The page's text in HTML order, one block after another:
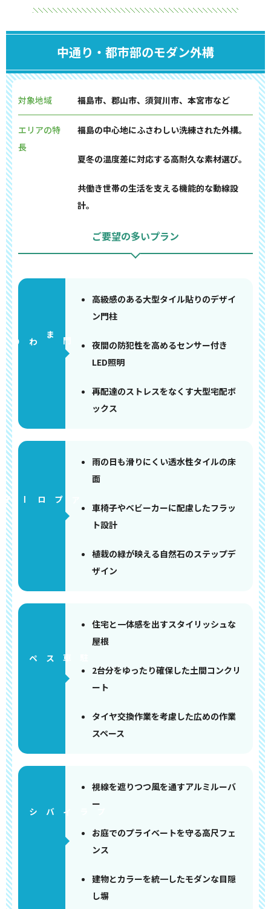
中通り・都市部のモダン外構
対象地域 福島市、郡山市、須賀川市、本宮市など
エリアの特
長
福島の中心地にふさわしい洗練された外構。
夏冬の温度差に対応する高耐久な素材選び。
共働き世帯の生活を支える機能的な動線設
計。
ご要望の多いプラン
門まわり
高級感のある大型タイル貼りのデザイ
ン門柱
夜間の防犯性を高めるセンサー付き
LED照明
再配達のストレスをなくす大型宅配ボ
ックス
アプローチ
雨の日も滑りにくい透水性タイルの床
面
車椅子やベビーカーに配慮したフラッ
ト設計
植栽の緑が映える自然石のステップデ
ザイン
住宅と一体感を出すスタイリッシュな
屋根
2台分をゆったり確保した土間コンクリ
ート
タイヤ交換作業を考慮した広めの作業
スペース
視線を遮りつつ風を通すアルミルーバ
ー
お庭でのプライベートを守る高尺フェ
ンス
建物とカラーを統一したモダンな目隠
し塀